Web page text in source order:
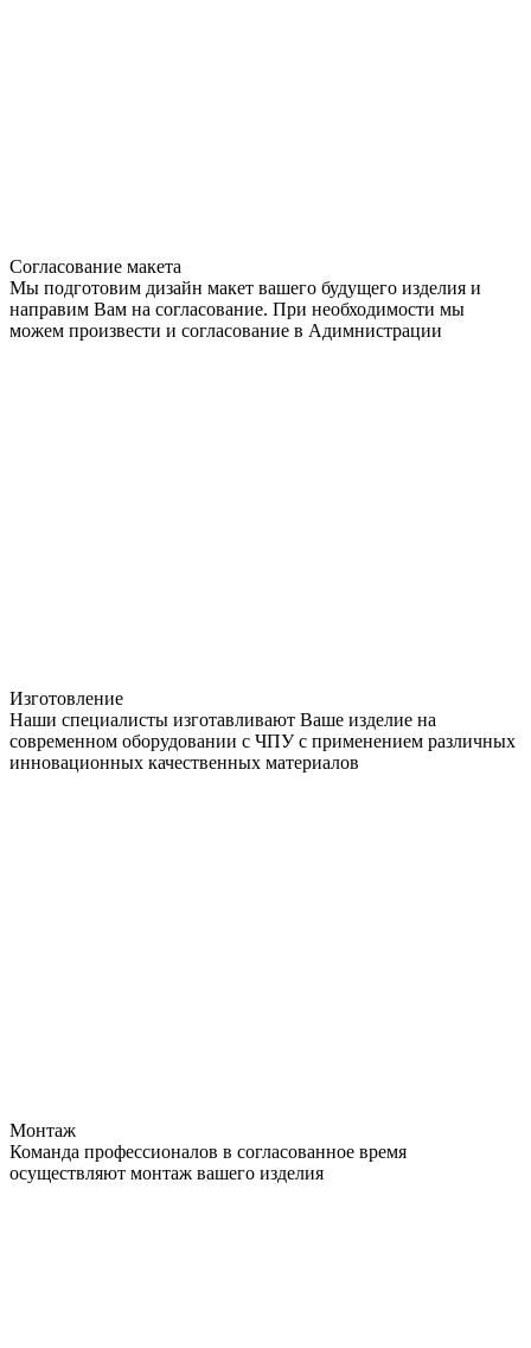
Согласование макета
Мы подготовим дизайн макет вашего будущего изделия и
направим Вам на согласование. При необходимости мы
можем произвести и согласование в Адимнистрации
Изготовление
Наши специалисты изготавливают Ваше изделие на
современном оборудовании с ЧПУ с применением различных
инновационных качественных материалов
Монтаж
Команда профессионалов в согласованное время
осуществляют монтаж вашего изделия